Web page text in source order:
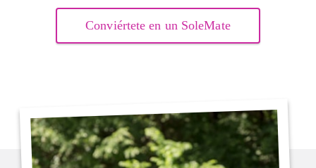
Conviértete en un SoleMate